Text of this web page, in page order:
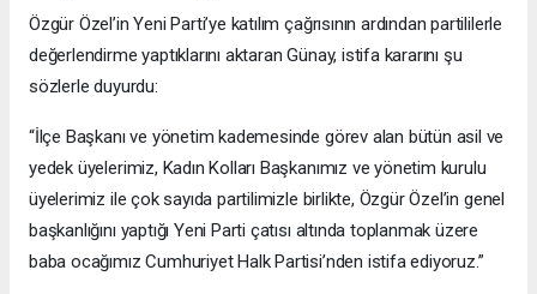
Özgür Özel’in Yeni Parti’ye katılım çağrısının ardından partililerle
değerlendirme yaptıklarını aktaran Günay, istifa kararını şu
sözlerle duyurdu:
“İlçe Başkanı ve yönetim kademesinde görev alan bütün asil ve
yedek üyelerimiz, Kadın Kolları Başkanımız ve yönetim kurulu
üyelerimiz ile çok sayıda partilimizle birlikte, Özgür Özel’in genel
başkanlığını yaptığı Yeni Parti çatısı altında toplanmak üzere
baba ocağımız Cumhuriyet Halk Partisi’nden istifa ediyoruz.”